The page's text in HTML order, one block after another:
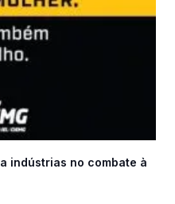
indústrias no combate à